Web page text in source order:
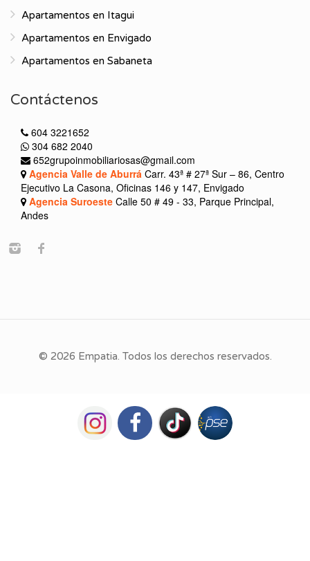
Apartamentos en Itagui
Apartamentos en Envigado
Apartamentos en Sabaneta
Contáctenos
604 3221652
304 682 2040
652grupoinmobiliariosas@gmail.com
Agencia Valle de Aburrá Carr. 43ª # 27ª Sur – 86, Centro
Ejecutivo La Casona, Oficinas 146 y 147, Envigado
Agencia Suroeste Calle 50 # 49 - 33, Parque Principal,
Andes
© 2026 Empatia. Todos los derechos reservados.